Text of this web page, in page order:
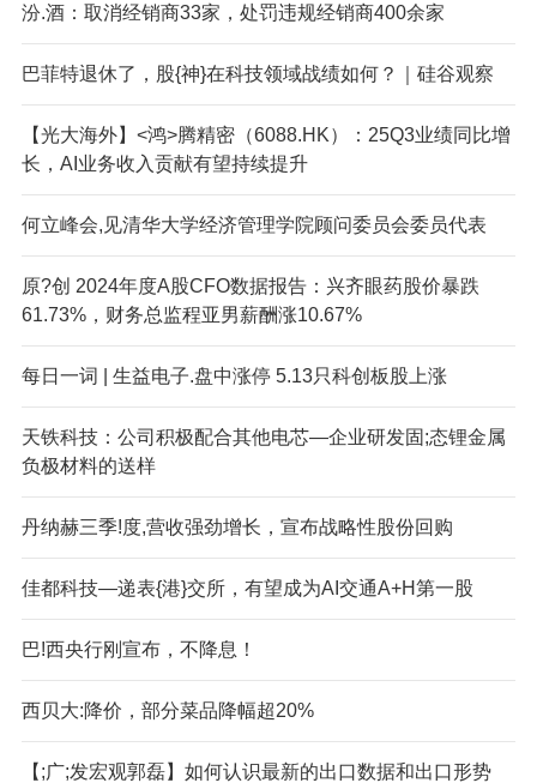
汾.酒：取消经销商33家，处罚违规经销商400余家
巴菲特退休了，股{神}在科技领域战绩如何？｜硅谷观察
【光大海外】<鸿>腾精密（6088.HK）：25Q3业绩同比增
长，AI业务收入贡献有望持续提升
何立峰会,见清华大学经济管理学院顾问委员会委员代表
原?创 2024年度A股CFO数据报告：兴齐眼药股价暴跌
61.73%，财务总监程亚男薪酬涨10.67%
每日一词 | 生益电子.盘中涨停 5.13只科创板股上涨
天铁科技：公司积极配合其他电芯—企业研发固;态锂金属
负极材料的送样
丹纳赫三季!度,营收强劲增长，宣布战略性股份回购
佳都科技—递表{港}交所，有望成为AI交通A+H第一股
巴!西央行刚宣布，不降息！
西贝大:降价，部分菜品降幅超20%
【;广;发宏观郭磊】如何认识最新的出口数据和出口形势